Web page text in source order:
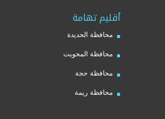
أقليم تهامة
محافظة الحديدة
محافظة المحويت
محافظة حجة
محافظة ريمة